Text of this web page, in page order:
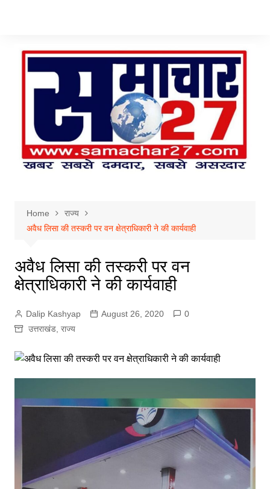
Home
राज्य
अवैध लिसा की तस्करी पर वन क्षेत्राधिकारी ने की कार्यवाही
अवैध लिसा की तस्करी पर वन
क्षेत्राधिकारी ने की कार्यवाही
Dalip Kashyap August 26, 2020
0
उत्तराखंड, राज्य